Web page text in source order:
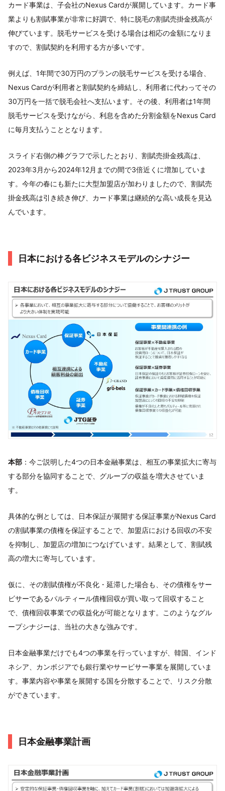
カード事業は、子会社のNexus Cardが展開しています。カード事
業よりも割賦事業が非常に好調で、特に脱毛の割賦売掛金残高が
伸びています。脱毛サービスを受ける場合は相応の金額になりま
すので、割賦契約を利用する方が多いです。
例えば、1年間で30万円のプランの脱毛サービスを受ける場合、
Nexus Cardが利用者と割賦契約を締結し、利用者に代わってその
30万円を一括で脱毛会社へ支払います。その後、利用者は1年間
脱毛サービスを受けながら、利息を含めた分割金額をNexus Card
に毎月支払うこととなります。
スライド右側の棒グラフで示したとおり、割賦売掛金残高は、
2023年3月から2024年12月までの間で3倍近くに増加していま
す。今年の春にも新たに大型加盟店が加わりましたので、割賦売
掛金残高は引き続き伸び、カード事業は継続的な高い成長を見込
んでいます。
日本における各ビジネスモデルのシナジー
本部 ：今ご説明した4つの日本金融事業は、相互の事業拡大に寄与
する部分を協同することで、グループの収益を増大させていま
す。
具体的な例としては、日本保証が展開する保証事業がNexus Card
の割賦事業の債権を保証することで、加盟店における回収の不安
を抑制し、加盟店の増加につなげています。結果として、割賦残
高の増大に寄与しています。
仮に、その割賦債権が不良化・延滞した場合も、その債権をサー
ビサーであるパルティール債権回収が買い取って回収すること
で、債権回収事業での収益化が可能となります。このようなグル
ープシナジーは、当社の大きな強みです。
日本金融事業だけでも4つの事業を行っていますが、韓国、インド
ネシア、カンボジアでも銀行業やサービサー事業を展開していま
す。事業内容や事業を展開する国を分散することで、リスク分散
ができています。
日本金融事業計画